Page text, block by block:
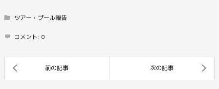
ツアー・プール報告
コメント: 0